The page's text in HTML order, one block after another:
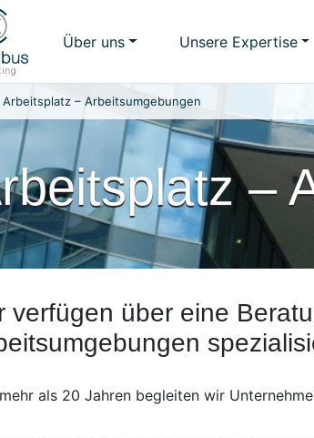
Über uns Unsere Expertise
Arbeitsplatz – Arbeitsumgebungen
–
verfügen über eine
als 20 Jahren begleiten wir